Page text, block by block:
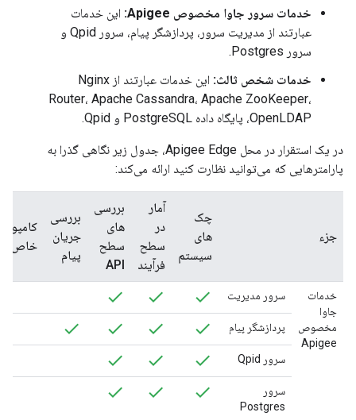
خدمات سرور جاوا مخصوص Apigee:
این خدمات
عبارتند از مدیریت سرور، پردازشگر پیام، سرور Qpid و
سرور Postgres.
خدمات شخص ثالث:
این خدمات عبارتند از Nginx
Router، Apache Cassandra، Apache ZooKeeper،
OpenLDAP، پایگاه داده PostgreSQL و Qpid.
در یک استقرار در محل Apigee Edge، جدول زیر نگاهی گذرا به
پارامترهایی که می‌توانید نظارت کنید ارائه می‌کند:
جزء
چک
های
سیستم
آمار
در
سطح
فرآیند
بررسی
های
سطح
API
بررسی
جریان
پیام
خاص
خدمات
جاوا
مخصوص
Apigee
سرور مدیریت
پردازشگر پیام
سرور Qpid
سرور
Postgres